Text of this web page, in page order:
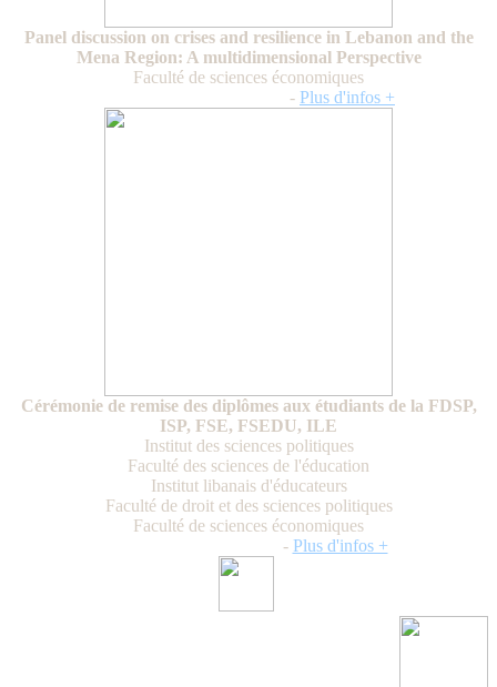
Panel discussion on crises and resilience in Lebanon and the
Mena Region: A multidimensional Perspective
Faculté de sciences économiques
- Plus d'infos +
Cérémonie de remise des diplômes aux étudiants de la FDSP,
ISP, FSE, FSEDU, ILE
Institut des sciences politiques
Faculté des sciences de l'éducation
Institut libanais d'éducateurs
Faculté de droit et des sciences politiques
Faculté de sciences économiques
- Plus d'infos +